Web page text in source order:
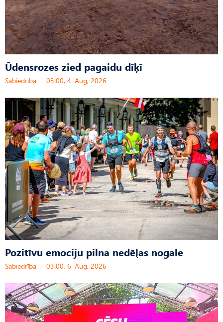
Ūdensrozes zied pagaidu dīķī
Sabiedrība 03:00, 4. Aug, 2026
Pozitīvu emociju pilna nedēļas nogale
Sabiedrība 03:00, 6. Aug, 2026